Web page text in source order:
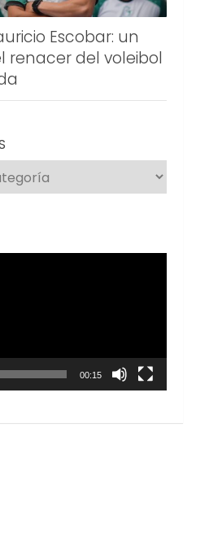
Escobar: un
renacer del voleibol
00:15